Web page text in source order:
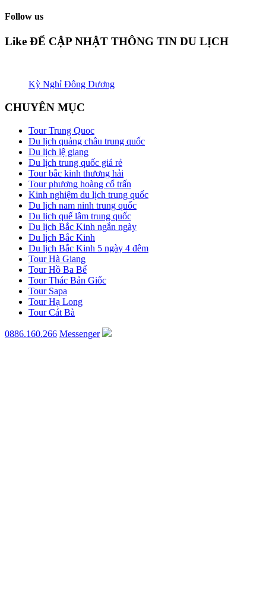
Follow us
Like ĐỂ CẬP NHẬT THÔNG TIN DU LỊCH
Kỳ Nghỉ Đông Dương
CHUYÊN MỤC
Tour Trung Quoc
Du lịch quảng châu trung quốc
Du lịch lệ giang
Du lịch trung quốc giá rẻ
Tour bắc kinh thương hải
Tour phương hoàng cổ trấn
Kinh nghiệm du lịch trung quốc
Du lịch nam ninh trung quốc
Du lịch quế lâm trung quốc
Du lịch Bắc Kinh ngắn ngày
Du lịch Bắc Kinh
Du lịch Bắc Kinh 5 ngày 4 đêm
Tour Hà Giang
Tour Hồ Ba Bể
Tour Thác Bản Giốc
Tour Sapa
Tour Hạ Long
Tour Cát Bà
0886.160.266 Messenger